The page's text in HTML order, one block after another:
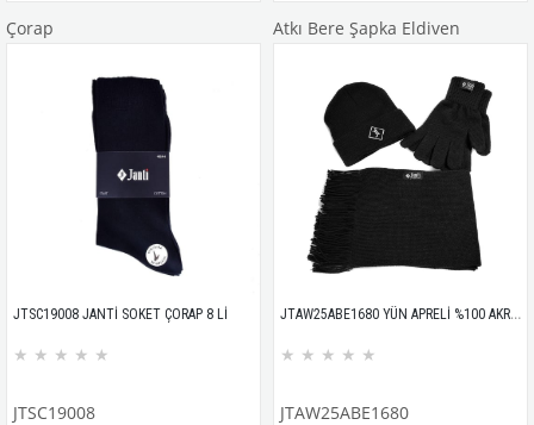
Çorap
JTSC19008 JANTİ SOKET ÇORAP 8 Lİ
★ ★ ★ ★ ★
JTSC19008
Atkı Bere Şapka Eldiven
JTAW25ABE1680 YÜN APRELİ %100 AKRİLİK  JANTİ BERE ATKI ELDİVEN KOMBİNİ
★ ★ ★ ★ ★
JTAW25ABE1680